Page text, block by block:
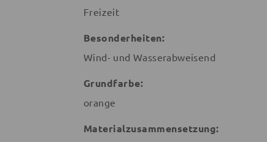
Freizeit
Besonderheiten:
Wind- und Wasserabweisend
Grundfarbe:
orange
Materialzusammensetzung: